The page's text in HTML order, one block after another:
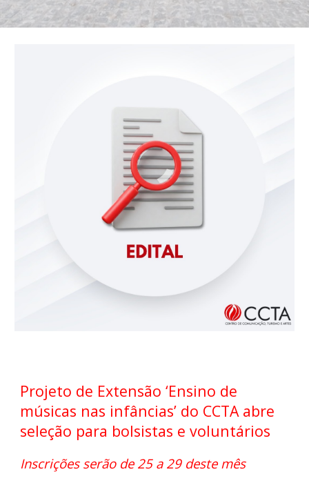
Projeto de Extensão ‘Ensino de
músicas nas infâncias’ do CCTA abre
seleção para bolsistas e voluntários
Inscrições serão de 25 a 29 deste mês